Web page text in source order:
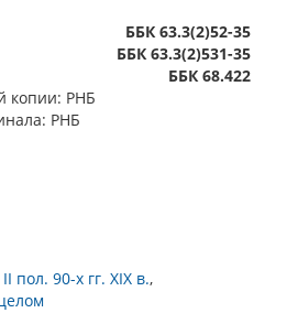
ББК 63.3(2)52-35
ББК 63.3(2)531-35
ББК 68.422
копии: РНБ
РНБ
пол. 90-х гг. XIX в.